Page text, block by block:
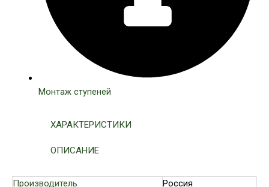
Монтаж ступеней
ХАРАКТЕРИСТИКИ
ОПИСАНИЕ
Производитель Россия